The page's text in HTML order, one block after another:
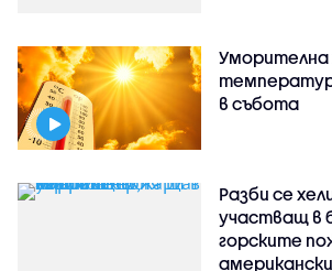
Уморителна
в събота
Разби се
участващ в
горските